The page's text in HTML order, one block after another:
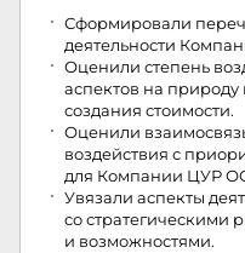
Сформировали
деятельности
Оценили степень
аспектов на
создания стоимости.
Оценили
воздействия с
для Компании ЦУР
Увязали аспекты
со стратегическими
и возможностями.